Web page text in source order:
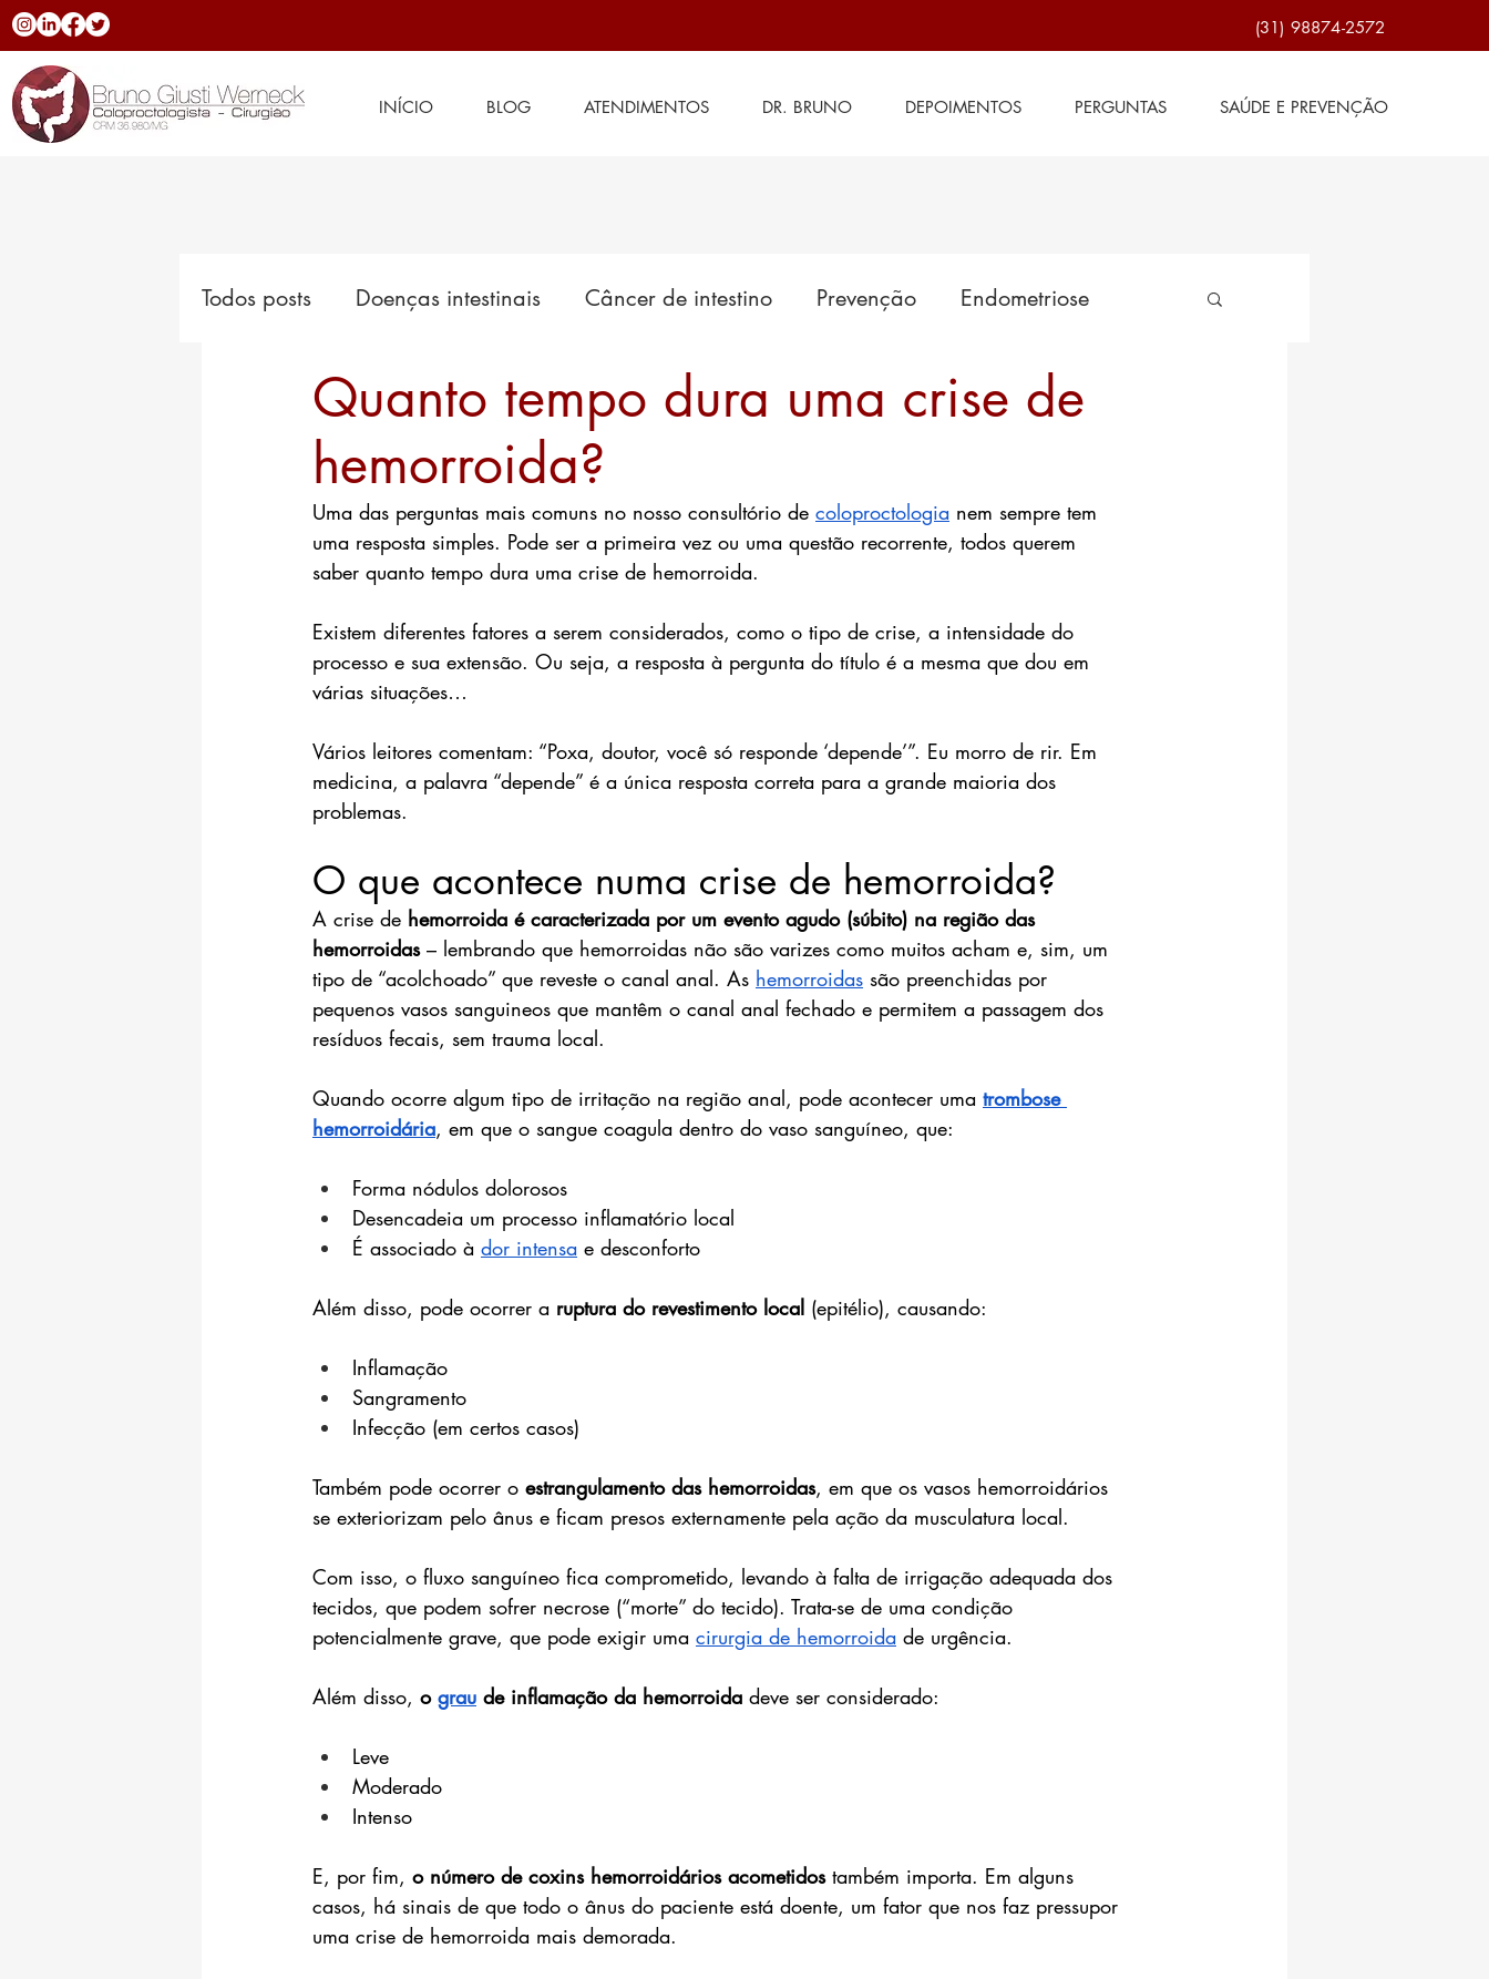
(31) 98874-2572
INÍCIO BLOG ATENDIMENTOS DR. BRUNO DEPOIMENTOS PERGUNTAS SAÚDE E PREVENÇÃO
Todos posts Doenças intestinais Câncer de intestino Prevenção Endometriose
Hemorroidas Novidades em tratamento Cirurgia de intestino Saúde
Doenças inflamatórias Doenças anais
Quanto tempo dura uma crise de
hemorroida?
Uma das perguntas mais comuns no nosso consultório de coloproctologia nem sempre tem
uma resposta simples. Pode ser a primeira vez ou uma questão recorrente, todos querem
saber quanto tempo dura uma crise de hemorroida.
Existem diferentes fatores a serem considerados, como o tipo de crise, a intensidade do
processo e sua extensão. Ou seja, a resposta à pergunta do título é a mesma que dou em
várias situações…
Vários leitores comentam: “Poxa, doutor, você só responde ‘depende’”. Eu morro de rir. Em
medicina, a palavra “depende” é a única resposta correta para a grande maioria dos
problemas.
O que acontece numa crise de hemorroida?
A crise de hemorroida é caracterizada por um evento agudo (súbito) na região das
hemorroidas – lembrando que hemorroidas não são varizes como muitos acham e, sim, um
tipo de “acolchoado” que reveste o canal anal. As hemorroidas são preenchidas por
pequenos vasos sanguineos que mantêm o canal anal fechado e permitem a passagem dos
resíduos fecais, sem trauma local.
Quando ocorre algum tipo de irritação na região anal, pode acontecer uma trombose
hemorroidária, em que o sangue coagula dentro do vaso sanguíneo, que:
Forma nódulos dolorosos
Desencadeia um processo inflamatório local
É associado à dor intensa e desconforto
Além disso, pode ocorrer a ruptura do revestimento local (epitélio), causando:
Inflamação
Sangramento
Infecção (em certos casos)
Também pode ocorrer o estrangulamento das hemorroidas, em que os vasos hemorroidários
se exteriorizam pelo ânus e ficam presos externamente pela ação da musculatura local.
Com isso, o fluxo sanguíneo fica comprometido, levando à falta de irrigação adequada dos
tecidos, que podem sofrer necrose (“morte” do tecido). Trata-se de uma condição
potencialmente grave, que pode exigir uma cirurgia de hemorroida de urgência.
Além disso, o grau de inflamação da hemorroida deve ser considerado:
Leve
Moderado
Intenso
E, por fim, o número de coxins hemorroidários acometidos também importa. Em alguns
casos, há sinais de que todo o ânus do paciente está doente, um fator que nos faz pressupor
uma crise de hemorroida mais demorada.